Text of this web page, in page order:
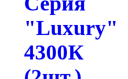
"Luxury"
4300К